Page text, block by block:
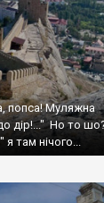
попса! Муляжна
дір!..." Но то
там нічого...